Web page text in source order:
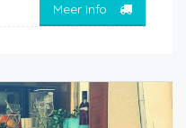
Meer info